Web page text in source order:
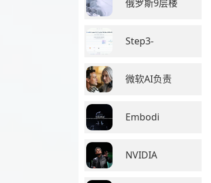
俄罗斯9层楼
Step3-
微软AI负责
Embodi
NVIDIA